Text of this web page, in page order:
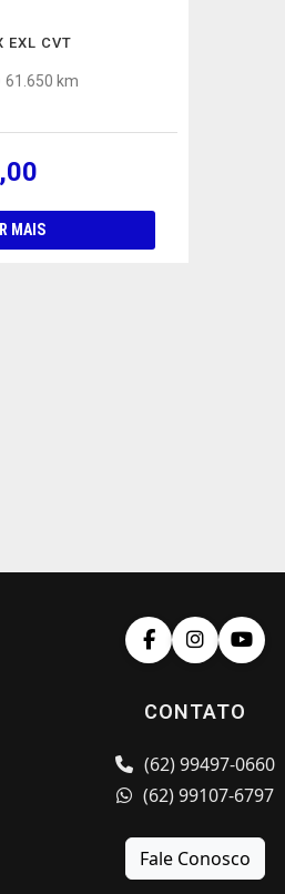
EXL CVT
61.650 km
MAIS
CONTATO
(62) 99497-0660
(62) 99107-6797
Fale Conosco